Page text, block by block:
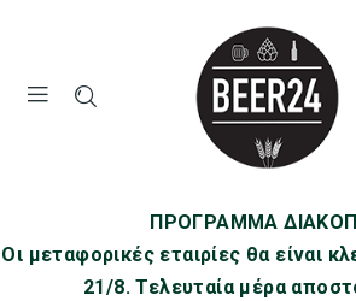
ΠΡΟΓΡΑΜΜΑ
Οι μεταφορικές εταιρίες θα είναι
21/8. Τελευταία μέρα